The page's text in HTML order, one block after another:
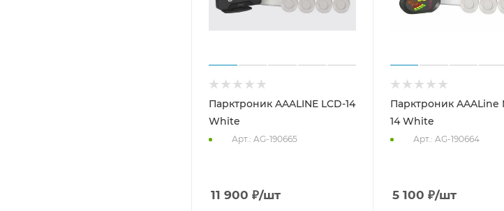
Парктроник AAALINE LCD-14
White
Арт.: AG-190665
11 900 ₽/шт
Парктроник AAALine
14 White
Арт.: AG-190664
5 100 ₽/шт